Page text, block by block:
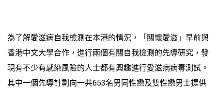
為了解愛滋病自我檢測在本港的情況，「關懷愛滋」早前與
香港中文大學合作，進行兩個有關自我檢測的先導研究，發
現有不少有感染風險的人士都有興趣進行愛滋病病毒測試。
其中一個先導計劃向一共653名男同性戀及雙性戀男士提供